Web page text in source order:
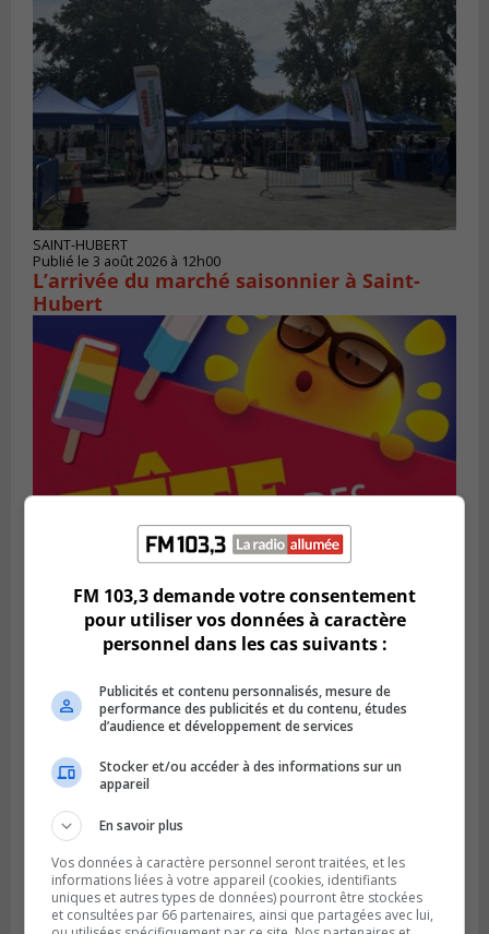
SAINT-HUBERT
Publié le 3 août 2026 à 12h00
L’arrivée du marché saisonnier à Saint-
Hubert
SAINT-BRUNO-DE-MONTARVILLE
Publié le 2 août 2026 à 08h06
La Fête des parcs est de retour à Saint-
FM 103,3 demande votre consentement
pour utiliser vos données à caractère
personnel dans les cas suivants :
Publicités et contenu personnalisés, mesure de
performance des publicités et du contenu, études
d’audience et développement de services
Stocker et/ou accéder à des informations sur un
appareil
En savoir plus
Vos données à caractère personnel seront traitées, et les
informations liées à votre appareil (cookies, identifiants
uniques et autres types de données) pourront être stockées
et consultées par 66 partenaires, ainsi que partagées avec lui,